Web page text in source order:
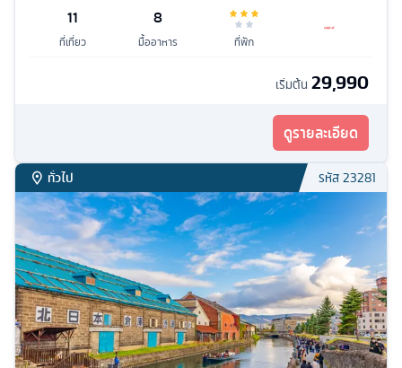
11
ที่เที่ยว
8
มื้ออาหาร ที่พัก
เริ่มต้น 29,990
ดูรายละเอียด
ทั่วไป รหัส23281